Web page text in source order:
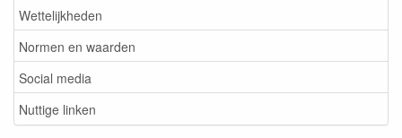
Wettelijkheden
Normen en waarden
Social media
Nuttige linken